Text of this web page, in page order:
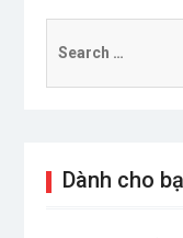
for:
Dành cho